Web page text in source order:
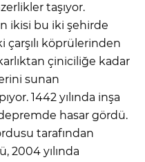
taşıyor.
ikisi bu iki şehirde
çarşılı köprülerinden
çiniciliğe kadar
sunan
1442 yılında inşa
hasar gördü.
tarafından
2004 yılında